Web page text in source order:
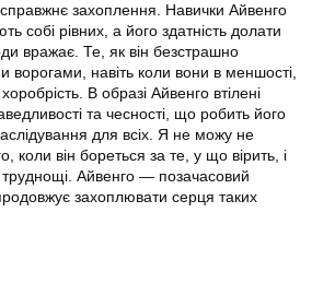
захоплення. Навички Айвенго
собі рівних, а його здатність долати
вражає. Те, як він безстрашно
ворогами, навіть коли вони в меншості,
В образі Айвенго втілені
та чесності, що робить його
для всіх. Я не можу не
коли він бореться за те, у що вірить, і
труднощі. Айвенго — позачасовий
захоплювати серця таких